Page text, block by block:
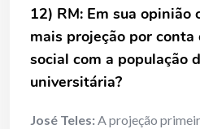
12) RM: Em sua opinião
mais projeção por conta
social com a população
universitária?
José Teles:A projeção